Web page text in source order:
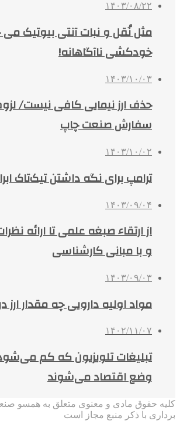
۱۴۰۳/۰۸/۲۲
مثل نُقل و نبات آنتی بیوتیک می
خودکشی ناآگاهانه!
۱۴۰۳/۱۰/۰۳
حذف ارز نیمایی کافی نیست/
سفارش صنعت چاپ
۱۴۰۳/۱۰/۰۲
ترامپ برای نگه داشتن تیک‌تاک
۱۴۰۳/۰۹/۰۴
از ارتقاء صبغه علمی تا ارائه
و با مبانی کارشناسی
۱۴۰۳/۰۹/۰۳
مواد اولیه دارویی چه مقدار
۱۴۰۲/۱۱/۰۷
تبلیغات تلویزیون که کم
وضع اقتصاد می‌شوند
کلیه حقوق مادی و معنوی متعلق به همسو
برداری با ذکر منبع مجاز است